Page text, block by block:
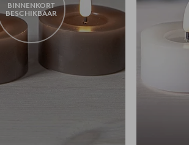
BINNENKORT
BESCHIKBAAR